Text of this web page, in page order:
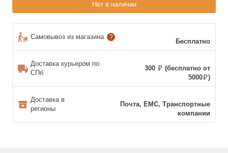
Нет в наличии
Самовывоз из магазина ?
Бесплатно
Доставка курьером по
СПб
300
(бесплатно от
5000
)
Доставка в
регионы
Почта, ЕМС, Транспортные
компании